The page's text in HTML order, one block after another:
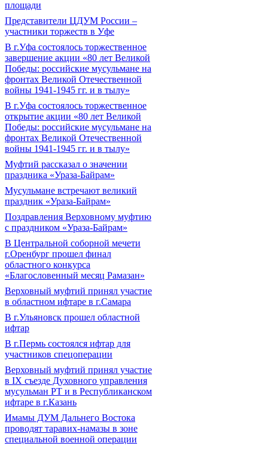
площади
Представители ЦДУМ России –
участники торжеств в Уфе
В г.Уфа состоялось торжественное
завершение акции «80 лет Великой
Победы: российские мусульмане на
фронтах Великой Отечественной
войны 1941-1945 гг. и в тылу»
В г.Уфа состоялось торжественное
открытие акции «80 лет Великой
Победы: российские мусульмане на
фронтах Великой Отечественной
войны 1941-1945 гг. и в тылу»
Муфтий рассказал о значении
праздника «Ураза-Байрам»
Мусульмане встречают великий
праздник «Ураза-Байрам»
Поздравления Верховному муфтию
с праздником «Ураза-Байрам»
В Центральной соборной мечети
г.Оренбург прошел финал
областного конкурса
«Благословенный месяц Рамазан»
Верховный муфтий принял участие
в областном ифтаре в г.Самара
В г.Ульяновск прошел областной
ифтар
В г.Пермь состоялся ифтар для
участников спецоперации
Верховный муфтий принял участие
в IХ съезде Духовного управления
мусульман РТ и в Республиканском
ифтаре в г.Казань
Имамы ДУМ Дальнего Востока
проводят таравих-намазы в зоне
специальной военной операции